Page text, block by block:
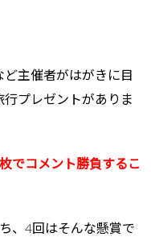
ど主催者がはがきに目
行プレゼントがありま
でコメント勝負するこ
、4回はそんな懸賞で